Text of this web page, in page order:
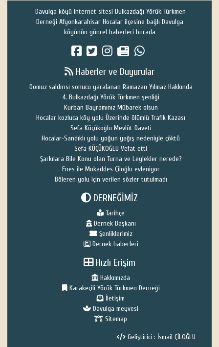
Davulga köyü internet sitesi Bulkazdağı Yörük Türkmen
Derneği Afyonkarahisar Hocalar ilçesine bağlı Davulga
köyünün güncel haberleri burada
Haberler ve Duyurular
Domuz saldırısı sonucu yaralanan Ramazan Yılmaz Hakkında
4. Bulkazdağı Yörük Türkmen şenliği
Kurban Bayramınız Mübarek olsun
Hocalar kozluca köy yolu Üzerinde ölümlü Trafik Kazası
Sefa Küçükoğlu Mevlüt Daveti
Hocalar-Sandıklı yolu yoğun yağış nedeniyle çöktü
Sefa KÜÇÜKOĞLU Vefat etti
Şarkılara Bile Konu olan Turna ve Leylekler nerede?
Enes ile Mukaddes Çiloğlu evleniyor
Böleren yolu için verilen sözler tutulmadı
DERNEĞİMİZ
Tarihçe
Dernek Başkanı
Şenliklerimiz
Dernek haberleri
Hızlı Erişim
Hakkımızda
Karakeçili Yörük Türkmen Derneği
İletişim
Davulga meyvesi
Sitemap
Geliştirici : İsmail ÇİLOĞLU